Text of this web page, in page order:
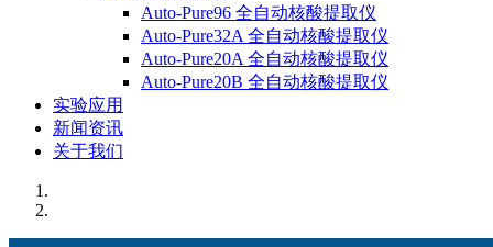
Auto-Pure96 全自动核酸提取仪
Auto-Pure32A 全自动核酸提取仪
Auto-Pure20A 全自动核酸提取仪
Auto-Pure20B 全自动核酸提取仪
实验应用
新闻资讯
关于我们